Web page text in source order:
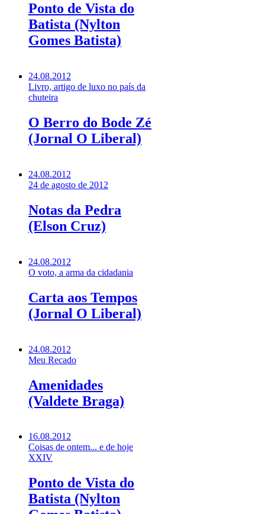
Ponto de Vista do
Batista (Nylton
Gomes Batista)
24.08.2012
Livro, artigo de luxo no país da
chuteira
O Berro do Bode Zé
(Jornal O Liberal)
24.08.2012
24 de agosto de 2012
Notas da Pedra
(Elson Cruz)
24.08.2012
O voto, a arma da cidadania
Carta aos Tempos
(Jornal O Liberal)
24.08.2012
Meu Recado
Amenidades
(Valdete Braga)
16.08.2012
Coisas de ontem... e de hoje
XXIV
Ponto de Vista do
Batista (Nylton